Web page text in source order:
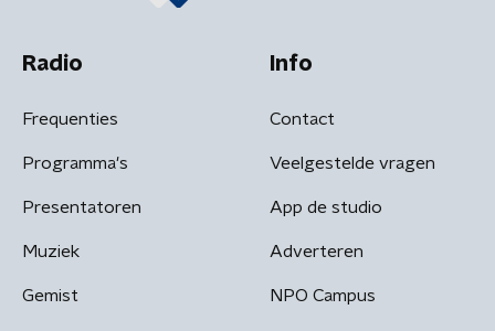
Radio
Frequenties
Programma's
Presentatoren
Muziek
Gemist
Info
Contact
Veelgestelde vragen
App de studio
Adverteren
NPO Campus